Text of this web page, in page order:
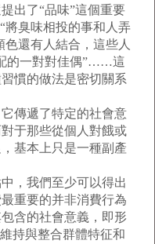
了“品味”這個重要
將臭味相投的事和人弄
色還有人結合，這些人
的一對對佳偶”……這
慣的做法是密切關系
傳遞了特定的社會意
于那些從個人對餓或
基本上只是一種副產
，我們至少可以得出
重要的并非消費行為
含的社會意義，即形
持與整合群體特征和